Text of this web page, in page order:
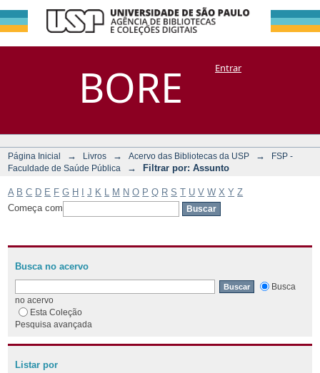
BORE
Filtrar por:
Assunto
DSpace/Manakin + CoriscoEntrar
Página Inicial → Livros → Acervo das Bibliotecas da USP →
FSP -
Faculdade de Saúde Pública
→ Filtrar por: Assunto
A B C D E F G H J K M N O P Q R S T U V W X Y Z
Começa com
Busca no acervo
Busca
no acervo
Esta Coleção
Pesquisa avançada
Listar por